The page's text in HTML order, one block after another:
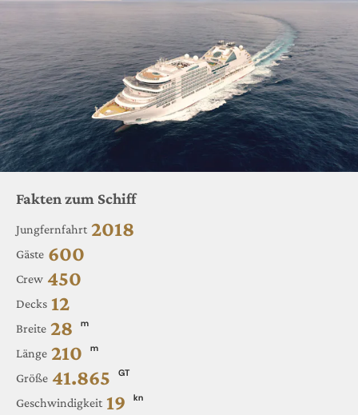
Fakten zum Schiff
Jungfernfahrt 2018
Gäste 600
Crew 450
Decks 12
Breite 28 m
Länge 210 m
Größe 41.865 GT
Geschwindigkeit 19 kn